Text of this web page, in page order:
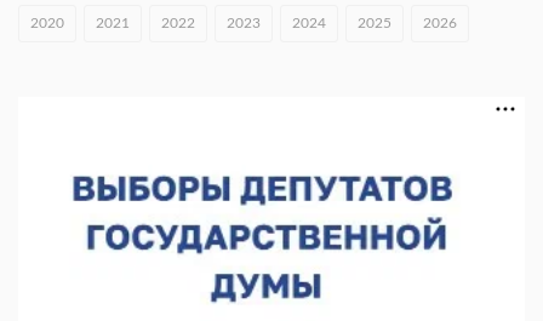
07.08.2026 10:53
В Сеченовском округе открыт лагерь «Теплый стан»
2020 2021 2022 2023 2024 2025 2026